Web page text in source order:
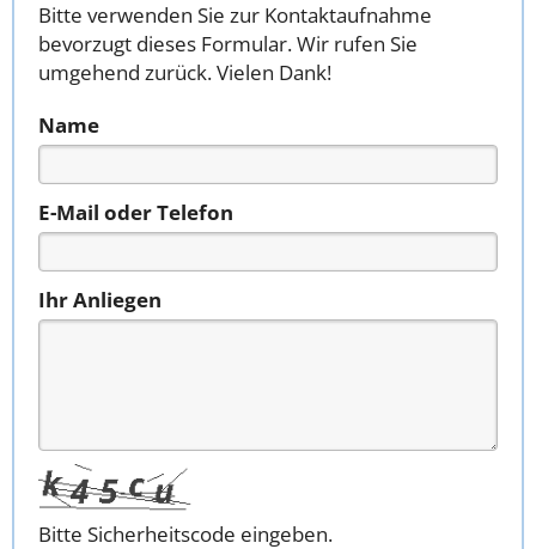
Bitte verwenden Sie zur Kontaktaufnahme
bevorzugt dieses Formular. Wir rufen Sie
umgehend zurück. Vielen Dank!
Name
E-Mail oder Telefon
Ihr Anliegen
Bitte Sicherheitscode eingeben.